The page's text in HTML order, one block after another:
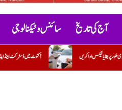
آج کی تاریخ سائنس و ٹیکنالوجی
کنوٹ میں ڈسٹرکٹ اینڈ ایڈیشنل سیشنز کورٹ اور سینئر ڈویژن سول کورٹ کے قیام کی منظوری!